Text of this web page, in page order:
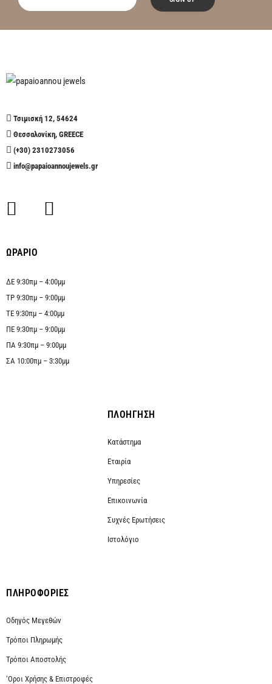
Τσιμισκή 12, 54624
Θεσσαλονίκη, GREECE
(+30) 2310273056
info@papaioannoujewels.gr
ΩΡΑΡΙΟ
ΔΕ 9:30πμ – 4:00μμ
ΤΡ 9:30πμ – 9:00μμ
ΤΕ 9:30πμ – 4:00μμ
ΠΕ 9:30πμ – 9:00μμ
ΠΑ 9:30πμ – 9:00μμ
ΣΑ 10:00πμ – 3:30μμ
ΠΛΟΗΓΗΣΗ
Κατάστημα
Εταιρία
Υπηρεσίες
Επικοινωνία
Συχνές Ερωτήσεις
Ιστολόγιο
ΠΛΗΡΟΦΟΡΙΕΣ
Οδηγός Μεγεθών
Τρόποι Πληρωμής
Τρόποι Αποστολής
‘Οροι Χρήσης & Επιστροφές